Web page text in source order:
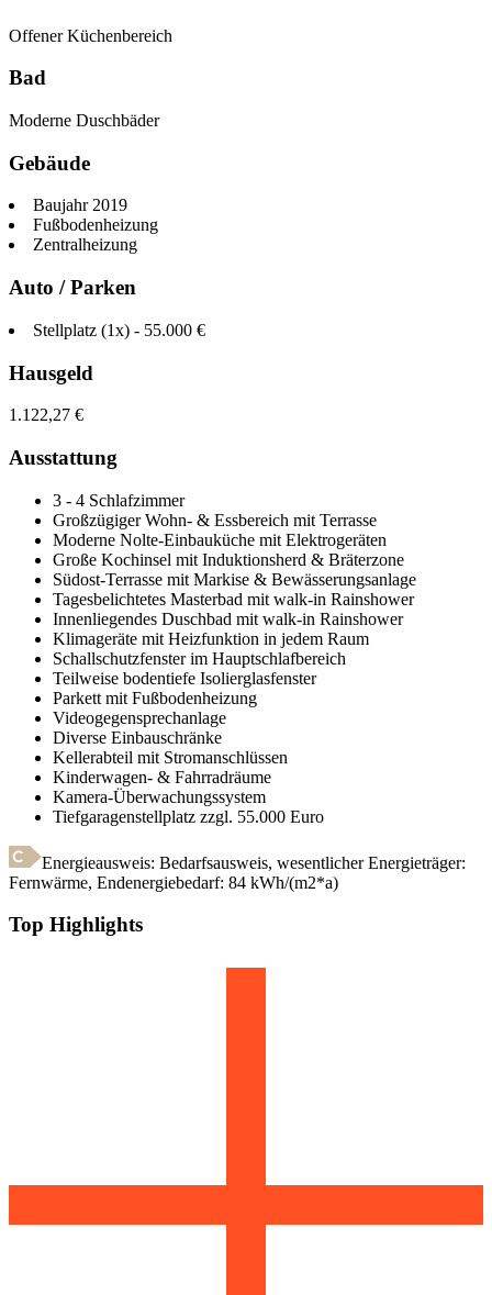
Offener Küchenbereich
Bad
Moderne Duschbäder
Gebäude
Baujahr 2019
Fußbodenheizung
Zentralheizung
Auto / Parken
Stellplatz (1x) - 55.000 €
Hausgeld
1.122,27 €
Ausstattung
3 - 4 Schlafzimmer
Großzügiger Wohn- & Essbereich mit Terrasse
Moderne Nolte-Einbauküche mit Elektrogeräten
Große Kochinsel mit Induktionsherd & Bräterzone
Südost-Terrasse mit Markise & Bewässerungsanlage
Tagesbelichtetes Masterbad mit walk-in Rainshower
Innenliegendes Duschbad mit walk-in Rainshower
Klimageräte mit Heizfunktion in jedem Raum
Schallschutzfenster im Hauptschlafbereich
Teilweise bodentiefe Isolierglasfenster
Parkett mit Fußbodenheizung
Videogegensprechanlage
Diverse Einbauschränke
Kellerabteil mit Stromanschlüssen
Kinderwagen- & Fahrradräume
Kamera-Überwachungssystem
Tiefgaragenstellplatz zzgl. 55.000 Euro
Energieausweis: Bedarfsausweis, wesentlicher Energieträger:
Fernwärme, Endenergiebedarf: 84 kWh/(m2*a)
Top Highlights